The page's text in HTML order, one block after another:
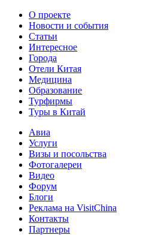
О проекте
Новости и события
Статьи
Интересное
Города
Отели Китая
Медицина
Образование
Турфирмы
Туры в Китай
Авиа
Услуги
Визы и посольства
Фотогалереи
Видео
Форум
Блоги
Реклама на VisitChina
Контакты
Партнеры